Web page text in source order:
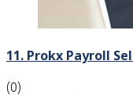
11. Prokx Payroll
(0)